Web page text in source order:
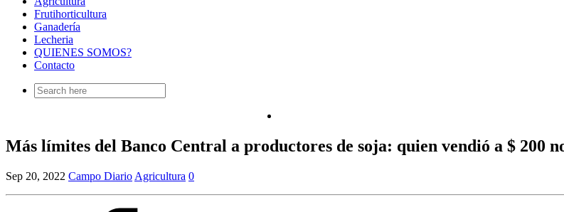
Frutihorticultura
Ganadería
Lecheria
QUIENES SOMOS?
Contacto
Search
for:
Más límites del Banco Central a productores de soja: quien vendió a $ 200
Sep 20, 2022 Campo Diario Agricultura 0